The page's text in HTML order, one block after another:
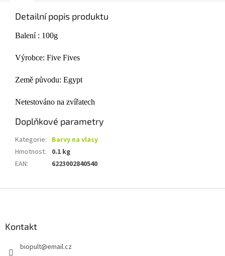
Detailní popis produktu
Balení : 100g
Výrobce: Five Fives
Země původu: Egypt
Netestováno na zvířatech
Doplňkové parametry
Kategorie: Barvy na vlasy
Hmotnost:
0.1 kg
EAN: 6223002840540
Kontakt
biopult@email.cz